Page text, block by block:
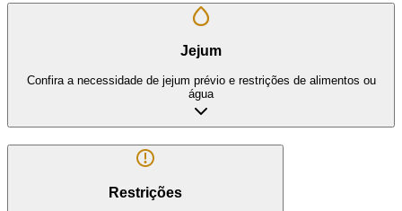
Jejum
Confira a necessidade de jejum prévio e restrições de alimentos ou
água
Restrições